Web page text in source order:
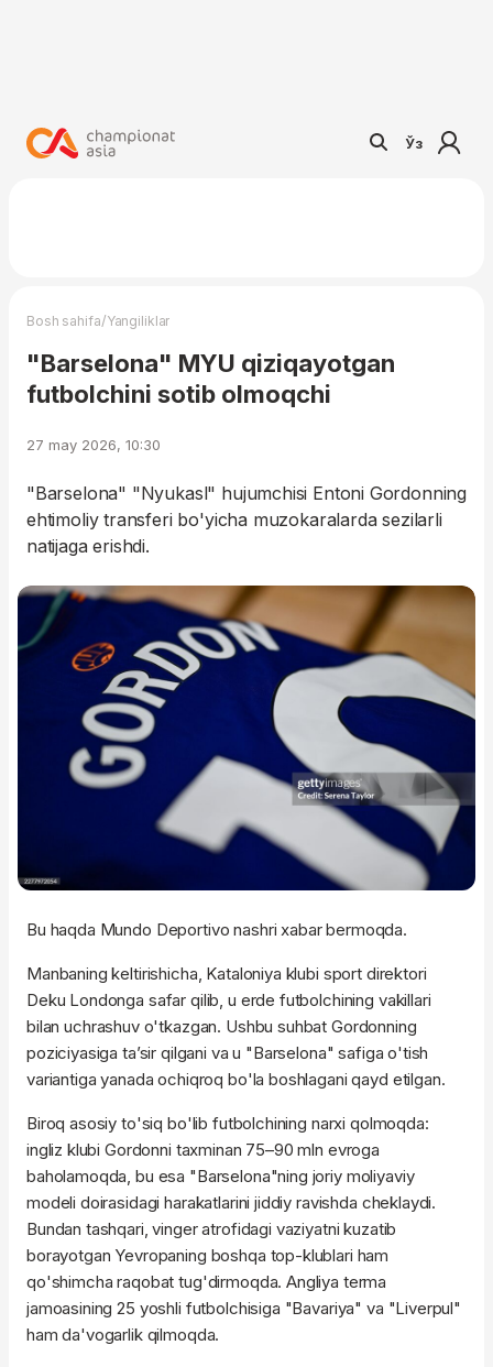
Ўз
Bosh sahifa/Yangiliklar
"Barselona" MYU qiziqayotgan
futbolchini sotib olmoqchi
27 may 2026, 10:30
"Barselona" "Nyukasl" hujumchisi Entoni Gordonning
ehtimoliy transferi bo'yicha muzokaralarda sezilarli
natijaga erishdi.
Bu haqda Mundo Deportivo nashri xabar bermoqda.
Manbaning keltirishicha, Kataloniya klubi sport direktori
Deku Londonga safar qilib, u erde futbolchining vakillari
bilan uchrashuv o'tkazgan. Ushbu suhbat Gordonning
poziciyasiga ta’sir qilgani va u "Barselona" safiga o'tish
variantiga yanada ochiqroq bo'la boshlagani qayd etilgan.
Biroq asosiy to'siq bo'lib futbolchining narxi qolmoqda:
ingliz klubi Gordonni taxminan 75–90 mln evroga
baholamoqda, bu esa "Barselona"ning joriy moliyaviy
modeli doirasidagi harakatlarini jiddiy ravishda cheklaydi.
Bundan tashqari, vinger atrofidagi vaziyatni kuzatib
borayotgan Yevropaning boshqa top-klublari ham
qo'shimcha raqobat tug'dirmoqda. Angliya terma
jamoasining 25 yoshli futbolchisiga "Bavariya" va "Liverpul"
ham da'vogarlik qilmoqda.